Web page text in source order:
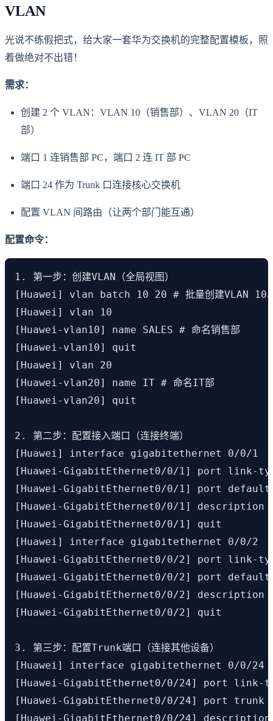
VLAN
光说不练假把式，给大家一套华为交换机的完整配置模板，照
着做绝对不出错！
需求：
创建 2 个 VLAN：VLAN 10（销售部）、VLAN 20（IT
部）
端口 1 连销售部 PC，端口 2 连 IT 部 PC
端口 24 作为 Trunk 口连接核心交换机
配置 VLAN 间路由（让两个部门能互通）
配置命令：
1. 第一步：创建VLAN（全局视图）
[Huawei] vlan batch 10 20 # 批量创建VLAN 10
[Huawei] vlan 10
[Huawei-vlan10] name SALES # 命名销售部
[Huawei-vlan10] quit
[Huawei] vlan 20
[Huawei-vlan20] name IT # 命名IT部
[Huawei-vlan20] quit
2. 第二步：配置接入端口（连接终端）
[Huawei] interface gigabitethernet 0/0/1
[Huawei-GigabitEthernet0/0/1] port link-
[Huawei-GigabitEthernet0/0/1] port default
[Huawei-GigabitEthernet0/0/1] description
[Huawei-GigabitEthernet0/0/1] quit
[Huawei] interface gigabitethernet 0/0/2
[Huawei-GigabitEthernet0/0/2] port link-
[Huawei-GigabitEthernet0/0/2] port default
[Huawei-GigabitEthernet0/0/2] description
[Huawei-GigabitEthernet0/0/2] quit
3. 第三步：配置Trunk端口（连接其他设备）
[Huawei] interface gigabitethernet 0/0/24
[Huawei-GigabitEthernet0/0/24] port link-
[Huawei-GigabitEthernet0/0/24] port trunk
[Huawei-GigabitEthernet0/0/24] description